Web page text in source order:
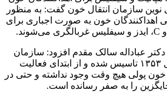
سازمان انتقال خون گفت: به منظور
خون به صورت اجباری برای
دکتر عباداله سالک مقدم افزود: سازمان
انتقال خون ایران در سال ۱۳۵۳ تاسیس شده و از ابتدای فعالیت
خون پولی هیچ وقت وجود نداشته و حتی در